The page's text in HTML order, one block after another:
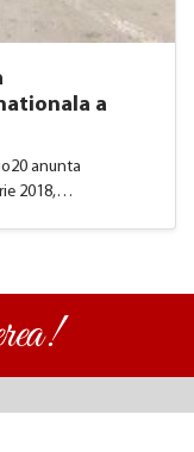
a
anunta
2018,…